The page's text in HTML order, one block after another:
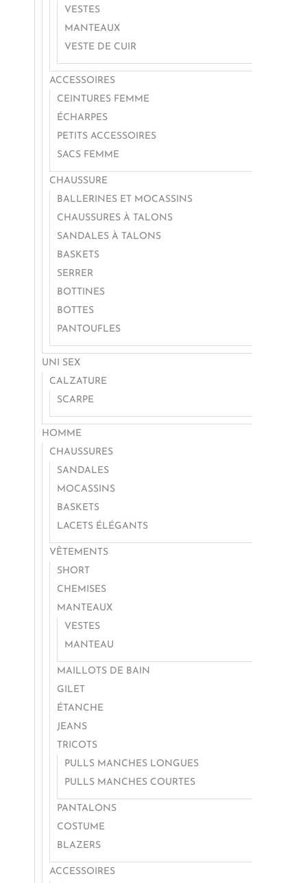
VESTES
MANTEAUX
VESTE DE CUIR
ACCESSOIRES
CEINTURES FEMME
ÉCHARPES
PETITS ACCESSOIRES
SACS FEMME
CHAUSSURE
BALLERINES ET MOCASSINS
CHAUSSURES À TALONS
SANDALES À TALONS
BASKETS
SERRER
BOTTINES
BOTTES
PANTOUFLES
UNI SEX
CALZATURE
SCARPE
HOMME
CHAUSSURES
SANDALES
MOCASSINS
BASKETS
LACETS ÉLÉGANTS
VÊTEMENTS
SHORT
CHEMISES
MANTEAUX
VESTES
MANTEAU
MAILLOTS DE BAIN
GILET
ÉTANCHE
JEANS
TRICOTS
PULLS MANCHES LONGUES
PULLS MANCHES COURTES
PANTALONS
COSTUME
BLAZERS
ACCESSOIRES